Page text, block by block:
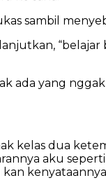
sambil
ada yang
kelas dua
aku seperti